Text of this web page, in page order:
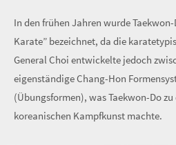
In den frühen Jahren wurde
Karate” bezeichnet, da die
General Choi entwickelte jedoch
eigenständige Chang-Hon
(Übungsformen), was Taekwon-Do
koreanischen Kampfkunst machte.